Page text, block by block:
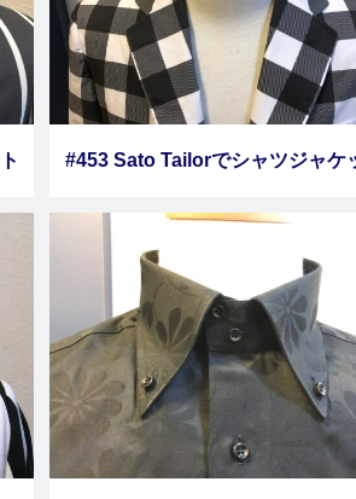
#453 Sato Tailorでシャツジャケ